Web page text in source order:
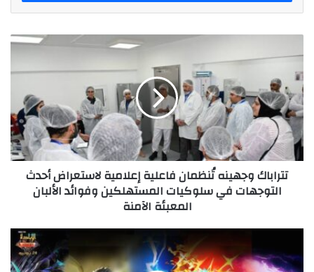
وجهينه
تُنظمان
فاعلية
إعلامية
لاستعراض
أحدث
التوجهات
في
سلوكيات
المستهلكين
تتراباك وجهينه تُنظمان فاعلية إعلامية لاستعراض أحدث
التوجهات في سلوكيات المستهلكين وفوائد الألبان
المعبئة الآمنة
التي